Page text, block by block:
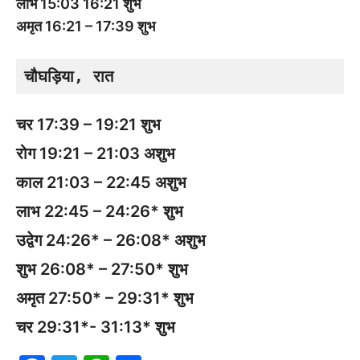
लाभ 15:03 16:21 शुभ
अमृत 16:21 – 17:39 शुभ
चौघड़िया, रात
चर 17:39 – 19:21 शुभ
रोग 19:21 – 21:03 अशुभ
काल 21:03 – 22:45 अशुभ
लाभ 22:45 – 24:26* शुभ
उद्वेग 24:26* – 26:08* अशुभ
शुभ 26:08* – 27:50* शुभ
अमृत 27:50* – 29:31* शुभ
चर 29:31*- 31:13* शुभ